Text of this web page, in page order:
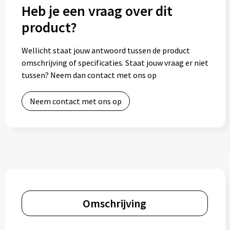
Heb je een vraag over dit
product?
Wellicht staat jouw antwoord tussen de product
omschrijving of specificaties. Staat jouw vraag er niet
tussen? Neem dan contact met ons op
Neem contact met ons op
Omschrijving